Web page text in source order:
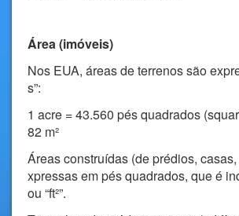
Área (imóveis)
Nos EUA, áreas de terrenos são
s”:
1 acre = 43.560 pés quadrados
82 m²
Áreas construídas (de prédios,
xpressas em pés quadrados, que é
ou “ft²”.